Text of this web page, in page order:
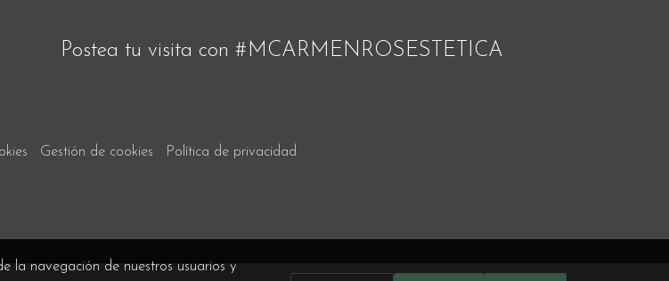
Postea tu visita con #MCARMENROSESTETICA
Gestión de cookies Política de privacidad
la navegación de nuestros usuarios y